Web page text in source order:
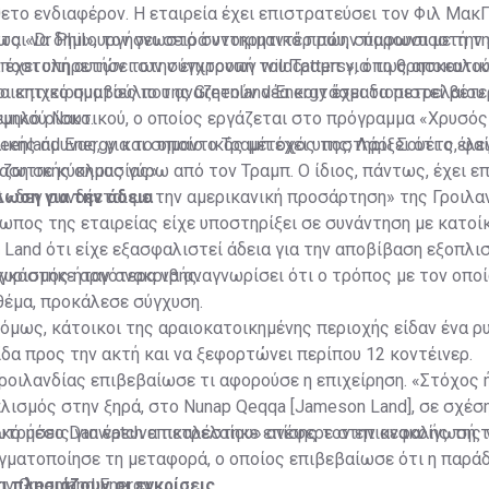
ενδιαφέρον. Η εταιρεία έχει επιστρατεύσει τον Φιλ
«Dr Phil», τον γνωστό συντηρητικό πρώην παρουσιαστή
υπηρετήσει στην επιτροπή του Τραμπ για τη
να δημιουργήσει σειρά ντοκιμαντέρ που, σύμφωνα με την
αυτών των σύγχρονων wildcatters», όπως
επιχειρηματίες που αναζητούν νέα κοιτάσματα πετρελαίου
ρίσκο.
συμβούλιο της Greenland Energy έχει διοριστεί
Ναυτικού, ο οποίος εργάζεται στο πρόγραμμα
άμυνας, για το οποίο ο Τραμπ έχει υποστηρίξει ότι ο
σημασίας».
Energy και σημαντικός μέτοχός της, Λάρι Σουέτς,
σε κύκλους γύρω από τον Τραμπ. Ο ίδιος, πάντως, έχει
συνδέεται με την αμερικανική προσάρτηση» της
για την άδεια
της εταιρείας είχε υποστηρίξει σε συνάντηση με
ότι είχε εξασφαλιστεί άδεια για την αποβίβαση
ήταν ανακριβής.
αργότερα να αναγνωρίσει ότι ο τρόπος με τον
προκάλεσε σύγχυση.
κάτοικοι της αραιοκατοικημένης περιοχής είδαν ένα
προς την ακτή και να ξεφορτώνει περίπου 12 κοντέινερ.
επιβεβαίωσε τι αφορούσε η επιχείρηση. «Στόχος
στην ξηρά, στο Nunap Qeqqa [Jameson Land], σε
για έρευνα πετρελαίου» ανέφερε στην ανακοίνωσή
μέσο Danwatch επικαλέστηκε επίσης τον επικεφαλής της
τη μεταφορά, ο οποίος επιβεβαίωσε ότι η
Greenland Energy.
πλησιάζουν οι εγκρίσεις